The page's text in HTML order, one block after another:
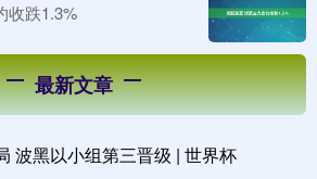
收跌1.3%
最新文章
波黑以小组第三晋级 | 世界杯